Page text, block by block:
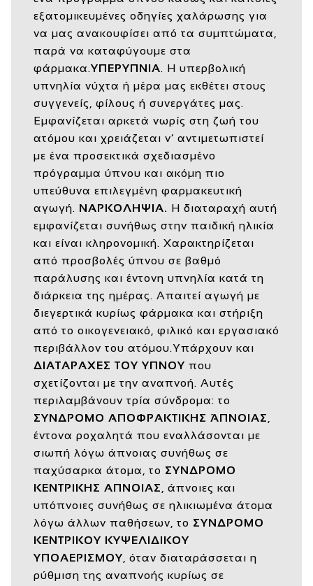
εξατομικευμένες οδηγίες χαλάρωσης για
να μας ανακουφίσει από τα συμπτώματα,
παρά να καταφύγουμε στα
φάρμακα.ΥΠΕΡΥΠΝΙΑ. Η υπερβολική
υπνηλία νύχτα ή μέρα μας εκθέτει στους
συγγενείς, φίλους ή συνεργάτες μας.
Εμφανίζεται αρκετά νωρίς στη ζωή του
ατόμου και χρειάζεται ν’ αντιμετωπιστεί
με ένα προσεκτικά σχεδιασμένο
πρόγραμμα ύπνου και ακόμη πιο
υπεύθυνα επιλεγμένη φαρμακευτική
αγωγή. ΝΑΡΚΟΛΗΨΙΑ. Η διαταραχή αυτή
εμφανίζεται συνήθως στην παιδική ηλικία
και είναι κληρονομική. Χαρακτηρίζεται
από προσβολές ύπνου σε βαθμό
παράλυσης και έντονη υπνηλία κατά τη
διάρκεια της ημέρας. Απαιτεί αγωγή με
διεγερτικά κυρίως φάρμακα και στήριξη
από το οικογενειακό, φιλικό και εργασιακό
περιβάλλον του ατόμου.Υπάρχουν και
ΔΙΑΤΑΡΑΧΕΣ ΤΟΥ ΥΠΝΟΥ που
σχετίζονται με την αναπνοή. Αυτές
περιλαμβάνουν τρία σύνδρομα: το
ΣΥΝΔΡΟΜΟ ΑΠΟΦΡΑΚΤΙΚΗΣ ΆΠΝΟΙΑΣ
έντονα ροχαλητά που εναλλάσονται με
σιωπή λόγω άπνοιας συνήθως σε
παχύσαρκα άτομα, το ΣΥΝΔΡΟΜΟ
ΚΕΝΤΡΙΚΗΣ ΑΠΝΟΙΑΣ
, άπνοιες και
υπόπνοιες συνήθως σε ηλικιωμένα άτομα
λόγω άλλων παθήσεων, το ΣΥΝΔΡΟΜΟ
ΚΕΝΤΡΙΚΟΥ ΚΥΨΕΛΙΔΙΚΟΥ
ΥΠΟΑΕΡΙΣΜΟΥ , όταν διαταράσσεται η
ρύθμιση της αναπνοής κυρίως σε